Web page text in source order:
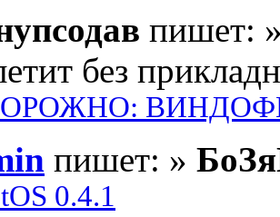
пишет:
без
пишет: »
0.4.1